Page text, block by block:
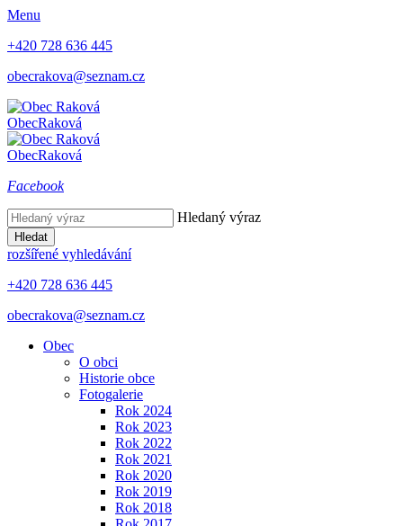
Menu
+420 728 636 445
obecrakova@seznam.cz
ObecRaková
ObecRaková
Facebook
Hledaný výraz
Hledat
rozšířené vyhledávání
+420 728 636 445
obecrakova@seznam.cz
Obec
O obci
Historie obce
Fotogalerie
Rok 2024
Rok 2023
Rok 2022
Rok 2021
Rok 2020
Rok 2019
Rok 2018